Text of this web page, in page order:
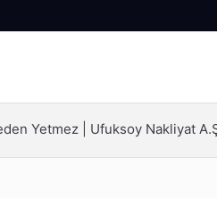
İçin Bilinmesi Gerekenler